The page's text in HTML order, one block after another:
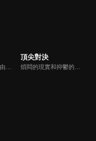
《天才答不答》是由吳宗憲和吳怡霈共同主持的益智節目。節目設立高額的獎金來考驗藝人們真實的人性，同時將題目立體化，讓你身歷其境去冒險答題。更有哪些出乎意料的處罰，讓藝人羞愧的不想再答錯！一個最接近「人性」與「真實」的益智節目，現在就讓吳宗憲帶你輕鬆玩轉知識。
頂尖對決
煩悶的現實和抑鬱的社會，你需要的就是笑、大聲笑、開口笑，《頂尖對決》就要你笑到落ㄟ骸，最具綜藝實力的庹宗康，和喜感十足的納豆各自領軍對抗，藝人搞笑pk笑果十足，《頂尖對決》讓你忘掉一週煩惱！